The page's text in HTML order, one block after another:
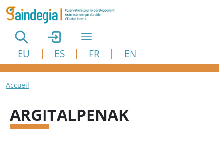
Aller au contenu principal
EU ES FR EN
Fil d'Ariane
Accueil
ARGITALPENAK